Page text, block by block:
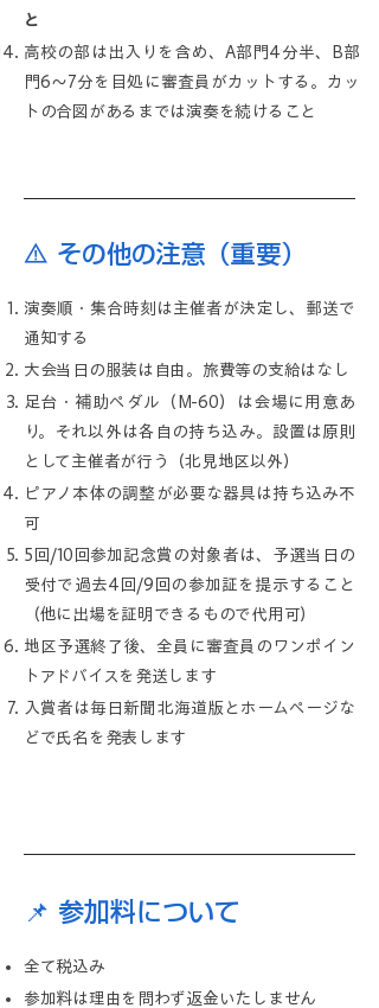
と
高校の部は出入りを含め、A部門4分半、B部
門6～7分を目処に審査員がカットする。カッ
トの合図があるまでは演奏を続けること
⚠️ その他の注意（重要）
演奏順・集合時刻は主催者が決定し、郵送で
通知する
大会当日の服装は自由。旅費等の支給はなし
足台・補助ペダル（M-60）は会場に用意あ
り。それ以外は各自の持ち込み。 設置は原則
として主催者が行う（北見地区以外）
ピアノ本体の調整が必要な器具は持ち込み不
可
5回/10回参加記念賞の対象者は、予選当日の
受付で過去4回/9回の参加証を提示すること
（他に出場を証明できるもので代用可）
地区予選終了後、全員に審査員のワンポイン
トアドバイスを発送します
入賞者は毎日新聞北海道版とホームページな
どで氏名を発表します
📌 参加料について
全て税込み
参加料は理由を問わず返金いたしません